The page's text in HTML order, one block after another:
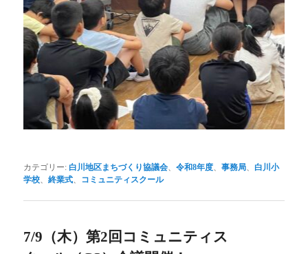
カテゴリー: 白川地区まちづくり協議会、令和8年度、事務局、 白川小
学校、終業式、 コミュニティスクール
7/9（木）第2回コミュニティス